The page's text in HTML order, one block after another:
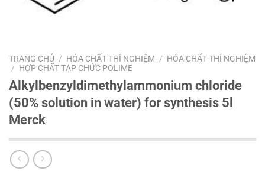
TRANG CHỦ / HÓA CHẤT THÍ NGHIỆM / HÓA CHẤT THÍ NGHIỆM
/ HỢP CHẤT TẠP CHỨC POLIME
Alkylbenzyldimethylammonium chloride
(50% solution in water) for synthesis 5l
Merck